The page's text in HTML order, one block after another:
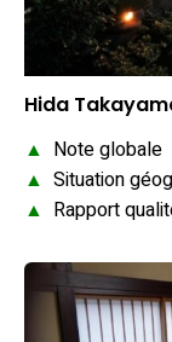
Hida
▲ Note globale
▲ Situation
▲ Rapport